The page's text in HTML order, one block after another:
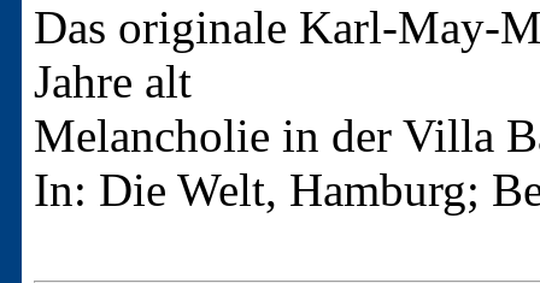
Das originale Karl-May-
Jahre alt
Melancholie in der Villa
In: Die Welt, Hamburg;